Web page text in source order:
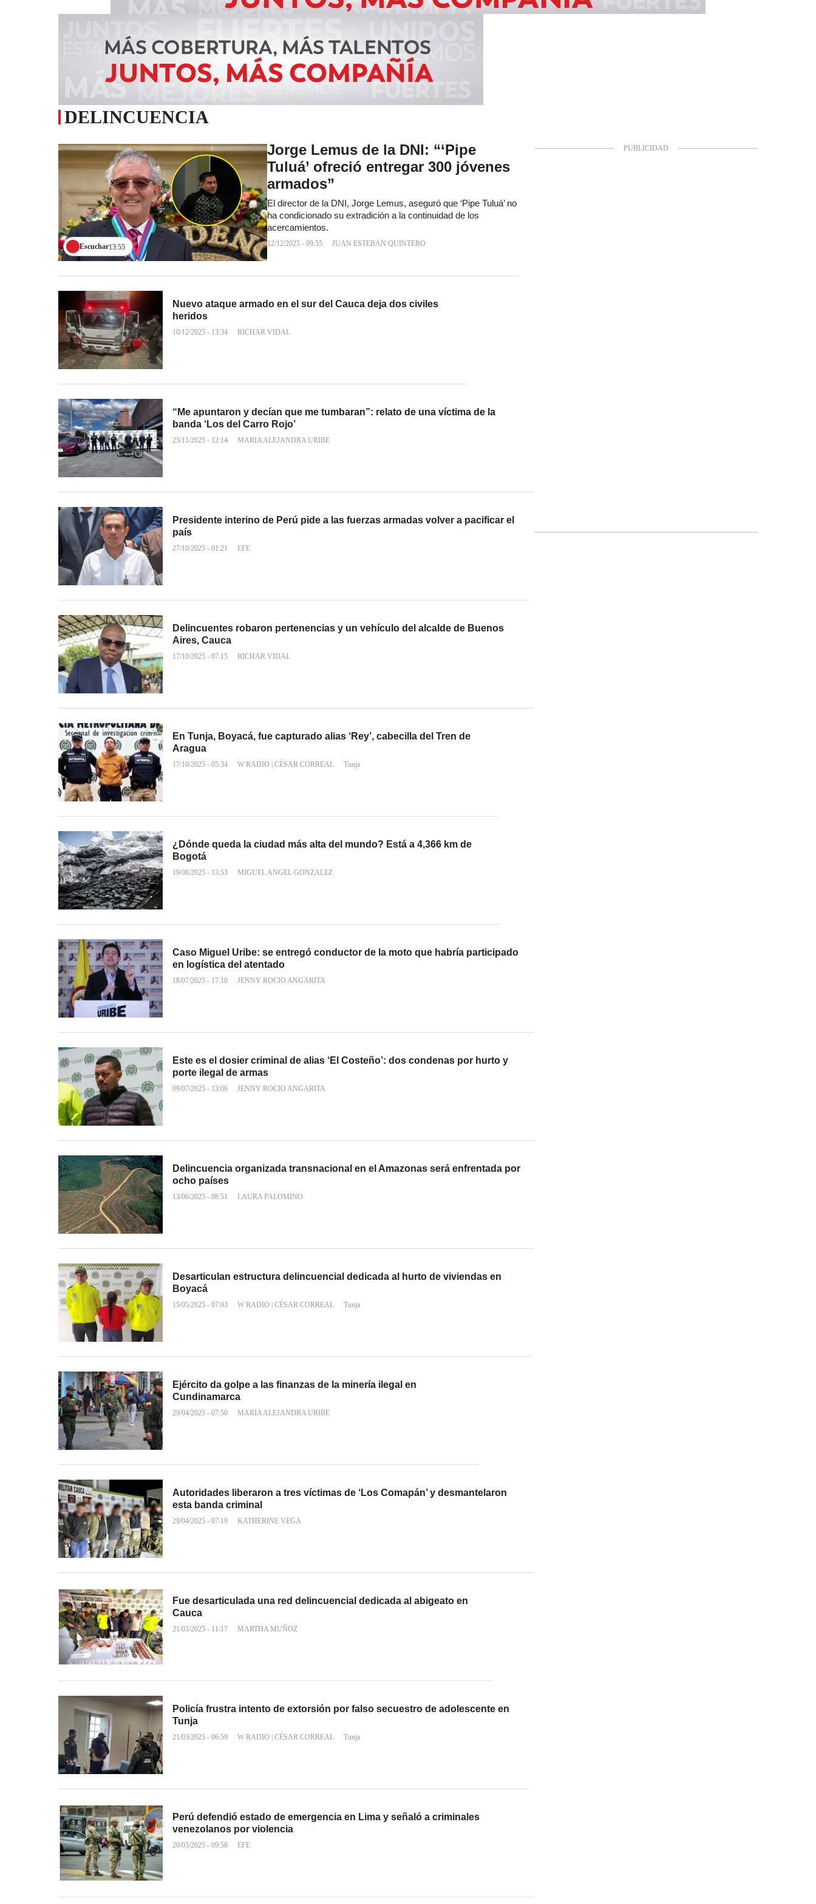
DELINCUENCIA
Escuchar13:55
Jorge Lemus de la DNI: “‘Pipe
Tuluá’ ofreció entregar 300 jóvenes
armados”
El director de la DNI, Jorge Lemus, aseguró que ‘Pipe Tuluá’ no
ha condicionado su extradición a la continuidad de los
acercamientos.
12/12/2025 - 09:55 JUAN ESTEBAN QUINTERO
Nuevo ataque armado en el sur del Cauca deja dos civiles
heridos
10/12/2025 - 13:34 RICHAR VIDAL
“Me apuntaron y decían que me tumbaran”: relato de una víctima de la
banda ‘Los del Carro Rojo’
25/11/2025 - 12:14 MARIA ALEJANDRA URIBE
Presidente interino de Perú pide a las fuerzas armadas volver a pacificar el
país
27/10/2025 - 01:21 EFE
Delincuentes robaron pertenencias y un vehículo del alcalde de Buenos
Aires, Cauca
17/10/2025 - 07:15 RICHAR VIDAL
En Tunja, Boyacá, fue capturado alias ‘Rey’, cabecilla del Tren de
Aragua
17/10/2025 - 05:34 W RADIO CÉSAR CORREAL Tunja
¿Dónde queda la ciudad más alta del mundo? Está a 4,366 km de
Bogotá
19/08/2025 - 13:53 MIGUEL ANGEL GONZALEZ
Caso Miguel Uribe: se entregó conductor de la moto que habría participado
en logística del atentado
18/07/2025 - 17:10 JENNY ROCIO ANGARITA
Este es el dosier criminal de alias ‘El Costeño’: dos condenas por hurto y
porte ilegal de armas
09/07/2025 - 13:06 JENNY ROCIO ANGARITA
Delincuencia organizada transnacional en el Amazonas será enfrentada por
ocho países
13/06/2025 - 08:51 LAURA PALOMINO
Desarticulan estructura delincuencial dedicada al hurto de viviendas en
Boyacá
15/05/2025 - 07:03 W RADIO CÉSAR CORREAL Tunja
Ejército da golpe a las finanzas de la minería ilegal en
Cundinamarca
29/04/2025 - 07:50 MARIA ALEJANDRA URIBE
Autoridades liberaron a tres víctimas de ‘Los Comapán’ y desmantelaron
esta banda criminal
29/04/2025 - 07:19 KATHERINE VEGA
Fue desarticulada una red delincuencial dedicada al abigeato en
Cauca
21/03/2025 - 11:17 MARTHA MUÑOZ
Policía frustra intento de extorsión por falso secuestro de adolescente en
Tunja
21/03/2025 - 06:59 W RADIO CÉSAR CORREAL Tunja
Perú defendió estado de emergencia en Lima y señaló a criminales
venezolanos por violencia
20/03/2025 - 09:58 EFE